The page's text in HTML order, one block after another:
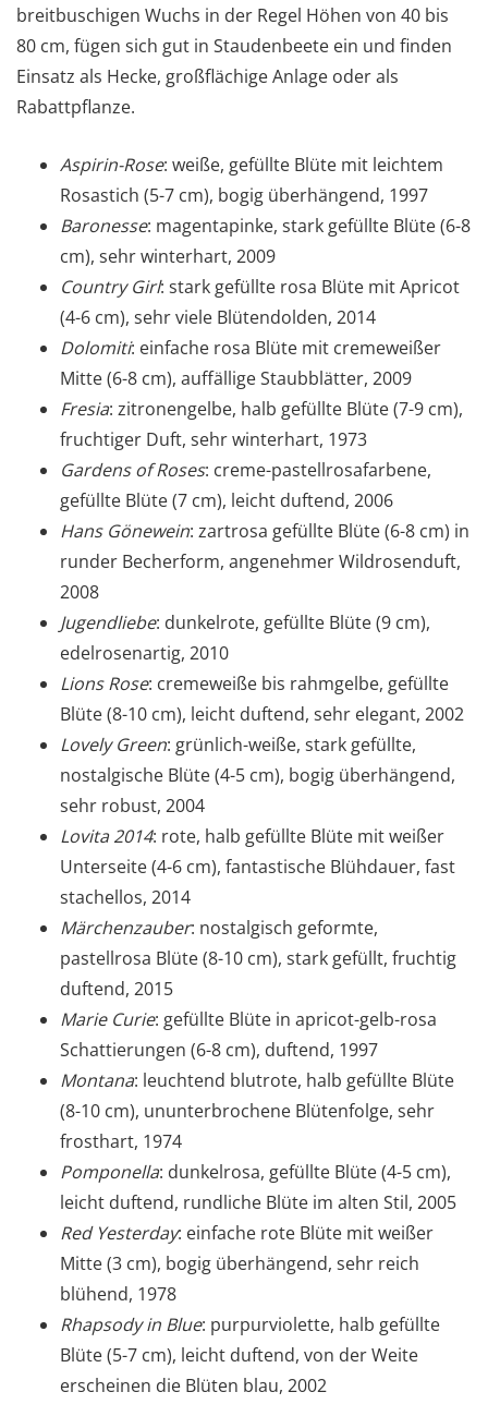
breitbuschigen Wuchs in der Regel Höhen von 40 bis
80 cm, fügen sich gut in Staudenbeete ein und finden
Einsatz als Hecke, großflächige Anlage oder als
Rabattpflanze.
Aspirin-Rose: weiße, gefüllte Blüte mit leichtem
Rosastich (5-7 cm), bogig überhängend, 1997
Baronesse: magentapinke, stark gefüllte Blüte (6-8
cm), sehr winterhart, 2009
Country Girl: stark gefüllte rosa Blüte mit Apricot
(4-6 cm), sehr viele Blütendolden, 2014
Dolomiti: einfache rosa Blüte mit cremeweißer
Mitte (6-8 cm), auffällige Staubblätter, 2009
Fresia: zitronengelbe, halb gefüllte Blüte (7-9 cm),
fruchtiger Duft, sehr winterhart, 1973
Gardens of Roses: creme-pastellrosafarbene,
gefüllte Blüte (7 cm), leicht duftend, 2006
Hans Gönewein: zartrosa gefüllte Blüte (6-8 cm) in
runder Becherform, angenehmer Wildrosenduft,
2008
Jugendliebe: dunkelrote, gefüllte Blüte (9 cm),
edelrosenartig, 2010
Lions Rose: cremeweiße bis rahmgelbe, gefüllte
Blüte (8-10 cm), leicht duftend, sehr elegant, 2002
Lovely Green: grünlich-weiße, stark gefüllte,
nostalgische Blüte (4-5 cm), bogig überhängend,
sehr robust, 2004
Lovita 2014: rote, halb gefüllte Blüte mit weißer
Unterseite (4-6 cm), fantastische Blühdauer, fast
stachellos, 2014
Märchenzauber: nostalgisch geformte,
pastellrosa Blüte (8-10 cm), stark gefüllt, fruchtig
duftend, 2015
Marie Curie: gefüllte Blüte in apricot-gelb-rosa
Schattierungen (6-8 cm), duftend, 1997
Montana: leuchtend blutrote, halb gefüllte Blüte
(8-10 cm), ununterbrochene Blütenfolge, sehr
frosthart, 1974
Pomponella: dunkelrosa, gefüllte Blüte (4-5 cm),
leicht duftend, rundliche Blüte im alten Stil, 2005
Red Yesterday: einfache rote Blüte mit weißer
Mitte (3 cm), bogig überhängend, sehr reich
blühend, 1978
Rhapsody in Blue: purpurviolette, halb gefüllte
Blüte (5-7 cm), leicht duftend, von der Weite
erscheinen die Blüten blau, 2002